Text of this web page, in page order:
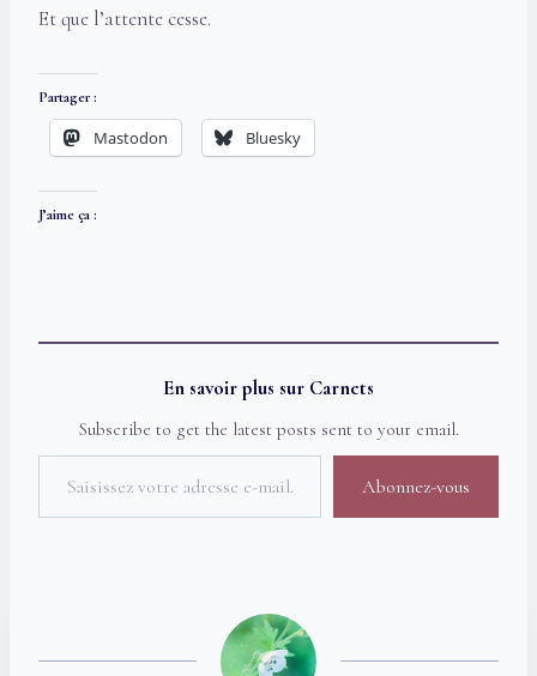
Et que l’attente cesse.
Partager :
Mastodon Bluesky
J’aime ça :
En savoir plus sur Carnets
Subscribe to get the latest posts sent to your email.
Saisissez votre adresse e-mail…
Abonnez-vous